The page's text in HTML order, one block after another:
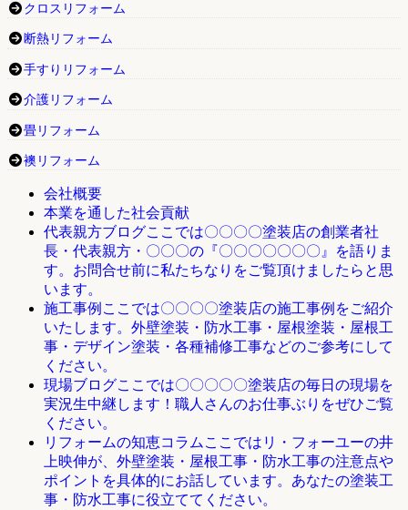
クロスリフォーム
断熱リフォーム
手すりリフォーム
介護リフォーム
畳リフォーム
襖リフォーム
会社概要
本業を通した社会貢献
代表親方ブログここでは〇〇〇〇塗装店の創業者社
長・代表親方・〇〇〇の『〇〇〇〇〇〇〇』を語りま
す。お問合せ前に私たちなりをご覧頂けましたらと思
います。
施工事例 ここでは〇〇〇〇塗装店の施工事例をご紹介
いたします。外壁塗装・防水工事・屋根塗装・屋根工
事・デザイン塗装・各種補修工事などのご参考にして
ください。
現場ブログここでは〇〇〇〇〇塗装店の毎日の現場を
実況生中継します！職人さんのお仕事ぶりをぜひご覧
ください。
リフォームの知恵コラム ここではリ・フォーユーの井
上映伸が、外壁塗装・屋根工事・防水工事の注意点や
ポイントを具体的にお話しています。あなたの塗装工
事・防水工事に役立ててください。